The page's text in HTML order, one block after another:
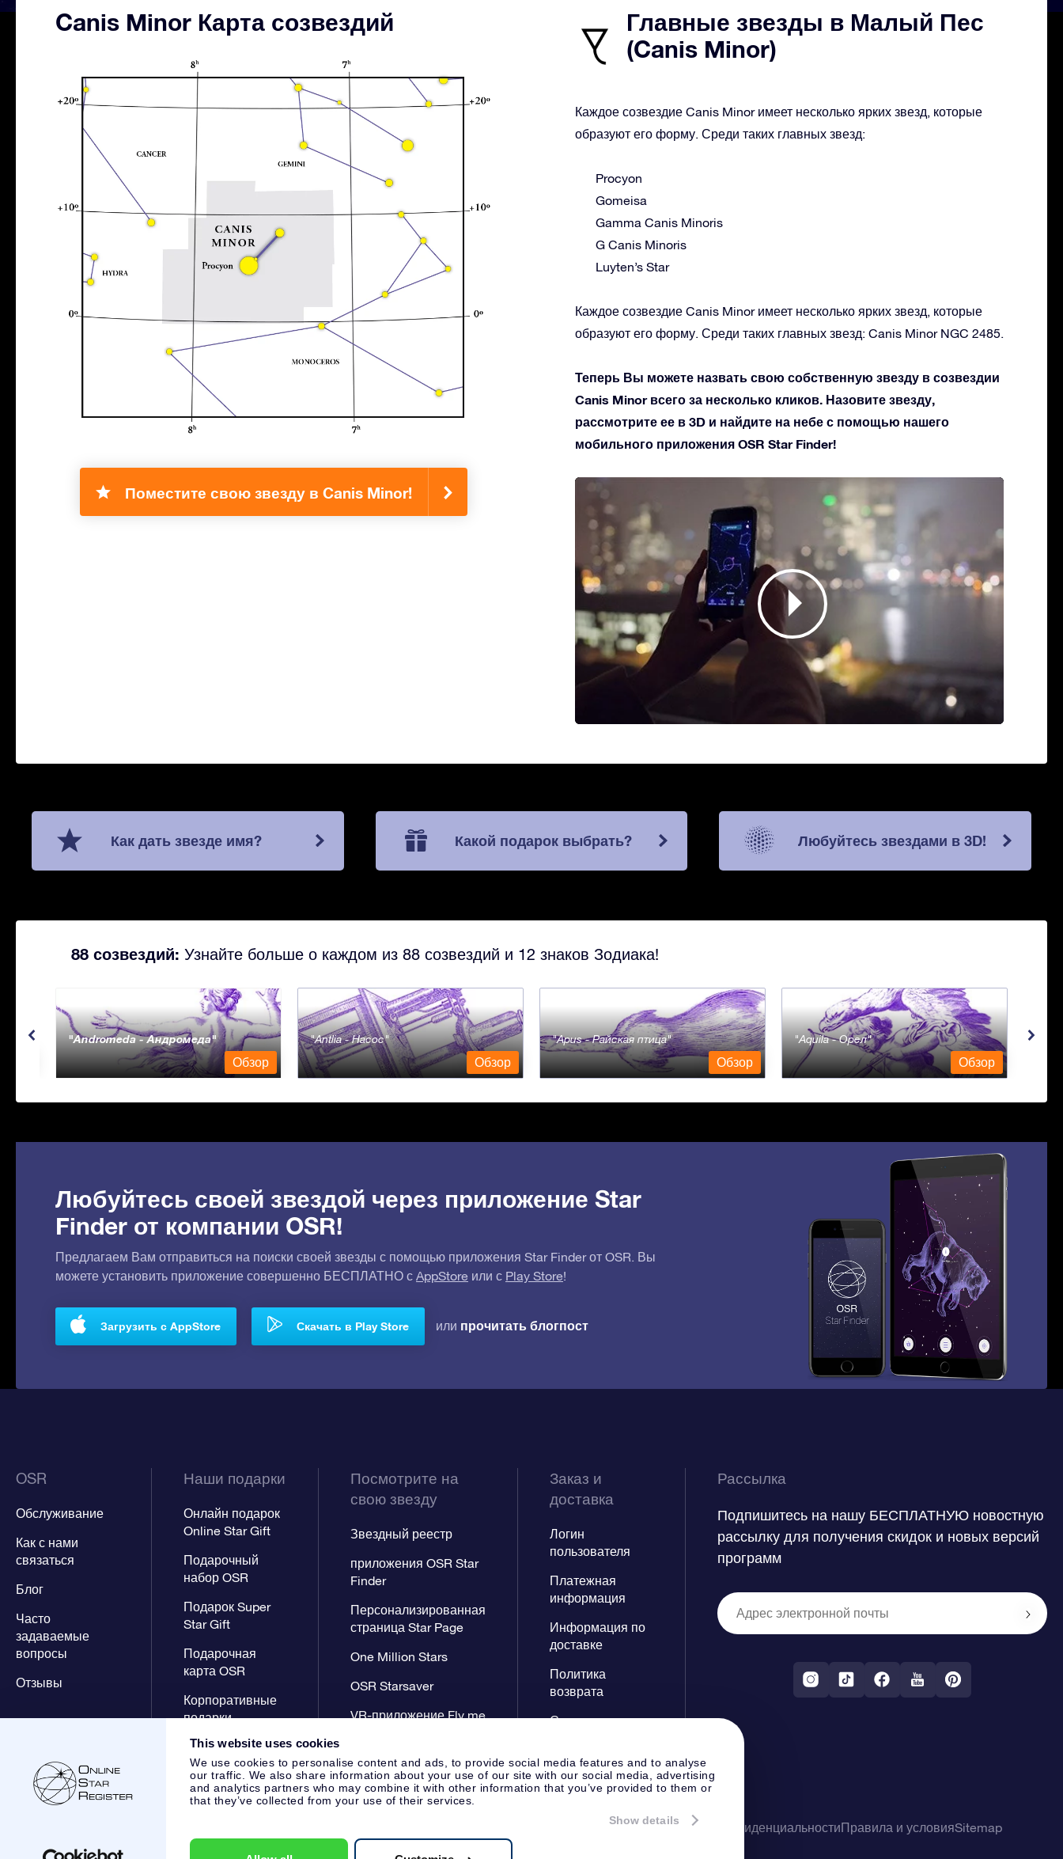
This website uses cookies
We use cookies to personalise content and ads, to provide social media features and to analyse
our traffic. We also share information about your use of our site with our social media, advertising
and analytics partners who may combine it with other information that you’ve provided to them or
that they’ve collected from your use of their services.
Show details
Canis Minor Карта созвездий
Поместите свою звезду в Canis Minor!
Главные звезды в Малый Пес
(Canis Minor)
Каждое созвездие Canis Minor имеет несколько ярких звезд, которые
образуют его форму. Среди таких главных звезд:
Procyon
Gomeisa
Gamma Canis Minoris
G Canis Minoris
Luyten’s Star
Каждое созвездие Canis Minor имеет несколько ярких звезд, которые
образуют его форму. Среди таких главных звезд: Canis Minor NGC 2485.
Теперь Вы можете назвать свою собственную звезду в созвездии
Canis Minor всего за несколько кликов. Назовите звезду,
рассмотрите ее в 3D и найдите на небе с помощью нашего
мобильного приложения OSR Star Finder!
Как дать звезде имя? Какой подарок выбрать? Любуйтесь звездами в 3D!
88 созвездий: Узнайте больше о каждом из 88 созвездий и 12 знаков Зодиака!
Andromeda - Андромеда
Обзор
Antlia - Насос
Обзор
Apus - Райская птица
Обзор
Aquila - Орел
Обзор
Любуйтесь своей звездой через приложение Star
Finder от компании OSR!
Предлагаем Вам отправиться на поиски своей звезды с помощью приложения Star Finder от OSR. Вы
можете установить приложение совершенно БЕСПЛАТНО с AppStore или с Play Store!
Загрузить с AppStore Скачать в Play Store или прочитать блогпост
OSR
Обслуживание
Как с нами
связаться
Блог
Часто
задаваемые
вопросы
Отзывы
Наши подарки
Онлайн подарок
Online Star Gift
Подарочный
набор OSR
Подарок Super
Star Gift
Подарочная
карта OSR
Корпоративные
подарки
Посмотрите на
свою звезду
Звездный реестр
приложения OSR Star
Finder
Персонализированная
страница Star Page
One Million Stars
OSR Starsaver
VR-приложение Fly me
Заказ и
доставка
Логин
пользователя
Платежная
информация
Информация по
доставке
Политика
возврата
Созвездиях
Рассылка
Подпишитесь на нашу БЕСПЛАТНУЮ новостную
рассылку для получения скидок и новых версий
программ
,
Cтраница ПрессаЗаявление о конфиденциальностиПравила и условияSitemap